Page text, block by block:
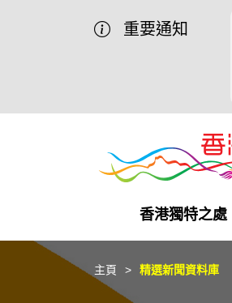
重要通知
香港獨特之處
營商機會
盛事之都
在港工作
在港創業
推廣香港@中國內地
最新資訊
主頁 精選新聞資料庫